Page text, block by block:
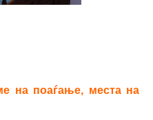
на поаѓање, места на